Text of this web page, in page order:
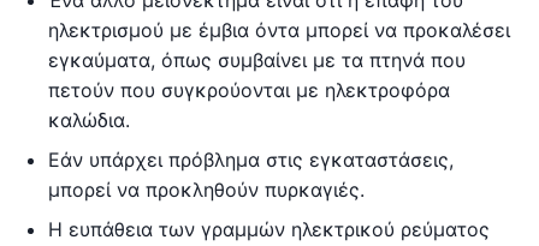
ηλεκτρισμού με έμβια όντα μπορεί να προκαλέσει
εγκαύματα, όπως συμβαίνει με τα πτηνά που
πετούν που συγκρούονται με ηλεκτροφόρα
καλώδια.
Εάν υπάρχει πρόβλημα στις εγκαταστάσεις,
μπορεί να προκληθούν πυρκαγιές.
Η ευπάθεια των γραμμών ηλεκτρικού ρεύματος